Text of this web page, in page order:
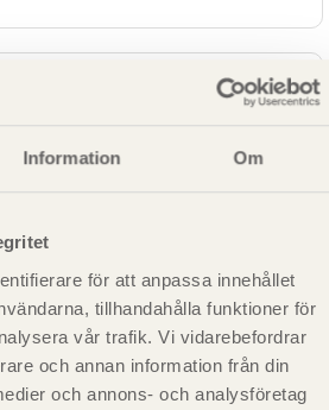
Information Om
för att anpassa innehållet
tillhandahålla funktioner för
vår trafik. Vi vidarebefordrar
och annan information från din
och annons- och analysföretag
Södra
2 GRAN 63X200X3000 MM